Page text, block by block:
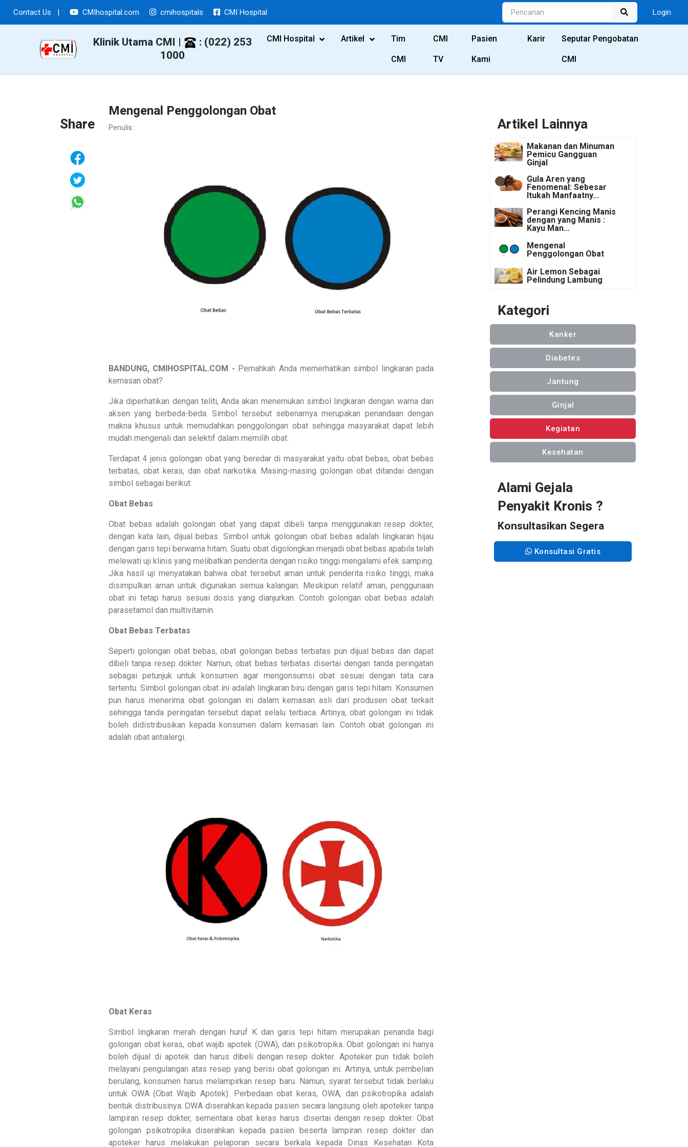
Contact Us | CMIhospital.com cmihospitals CMI Hospital Login
Klinik Utama CMI |
: (022) 253
1000
CMI Hospital Artikel Tim
CMI
CMI
TV
Pasien
Kami
Karir Seputar Pengobatan
CMI
Share
Mengenal Penggolongan Obat
Penulis :
BANDUNG, CMIHOSPITAL.COM - Pernahkah Anda memerhatikan simbol lingkaran pada
kemasan obat?
Jika diperhatikan dengan teliti, Anda akan menemukan simbol lingkaran dengan warna dan
aksen yang berbeda-beda. Simbol tersebut sebenarnya merupakan penandaan dengan
makna khusus untuk memudahkan penggolongan obat sehingga masyarakat dapat lebih
mudah mengenali dan selektif dalam memilih obat.
Terdapat 4 jenis golongan obat yang beredar di masyarakat yaitu obat bebas, obat bebas
terbatas, obat keras, dan obat narkotika. Masing-masing golongan obat ditandai dengan
simbol sebagai berikut:
Obat Bebas
Obat bebas adalah golongan obat yang dapat dibeli tanpa menggunakan resep dokter,
dengan kata lain, dijual bebas. Simbol untuk golongan obat bebas adalah lingkaran hijau
dengan garis tepi berwarna hitam. Suatu obat digolongkan menjadi obat bebas apabila telah
melewati uji klinis yang melibatkan penderita dengan risiko tinggi mengalami efek samping.
Jika hasil uji menyatakan bahwa obat tersebut aman untuk penderita risiko tinggi, maka
disimpulkan aman untuk digunakan semua kalangan. Meskipun relatif aman, penggunaan
obat ini tetap harus sesuai dosis yang dianjurkan. Contoh golongan obat bebas adalah
parasetamol dan multivitamin.
Obat Bebas Terbatas
Seperti golongan obat bebas, obat golongan bebas terbatas pun dijual bebas dan dapat
dibeli tanpa resep dokter. Namun, obat bebas terbatas disertai dengan tanda peringatan
sebagai petunjuk untuk konsumen agar mengonsumsi obat sesuai dengan tata cara
tertentu. Simbol golongan obat ini adalah lingkaran biru dengan garis tepi hitam. Konsumen
pun harus menerima obat golongan ini dalam kemasan asli dari produsen obat terkait
sehingga tanda peringatan tersebut dapat selalu terbaca. Artinya, obat golongan ini tidak
boleh didistribusikan kepada konsumen dalam kemasan lain. Contoh obat golongan ini
adalah obat antialergi.
Obat Keras
Simbol lingkaran merah dengan huruf K dan garis tepi hitam merupakan penanda bagi
golongan obat keras, obat wajib apotek (OWA), dan psikotropika. Obat golongan ini hanya
boleh dijual di apotek dan harus dibeli dengan resep dokter. Apoteker pun tidak boleh
melayani pengulangan atas resep yang berisi obat golongan ini. Artinya, untuk pembelian
berulang, konsumen harus melampirkan resep baru. Namun, syarat tersebut tidak berlaku
untuk OWA (Obat Wajib Apotek). Perbedaan obat keras, OWA, dan psikotropika adalah
bentuk distribusinya. OWA diserahkan kepada pasien secara langsung oleh apoteker tanpa
lampiran resep dokter, sementara obat keras harus disertai dengan resep dokter. Obat
golongan psikotropika diserahkan kepada pasien beserta lampiran resep dokter dan
apoteker harus melakukan pelaporan secara berkala kepada Dinas Kesehatan Kota
Artikel Lainnya
Makanan dan Minuman
Pemicu Gangguan
Ginjal
Gula Aren yang
Fenomenal: Sebesar
Itukah Manfaatny...
Perangi Kencing Manis
dengan yang Manis :
Kayu Man...
Mengenal
Penggolongan Obat
Air Lemon Sebagai
Pelindung Lambung
Kategori
Kanker
Diabetes
Jantung
Ginjal
Kegiatan
Kesehatan
Alami Gejala
Penyakit Kronis ?
Konsultasikan Segera
Konsultasi Gratis